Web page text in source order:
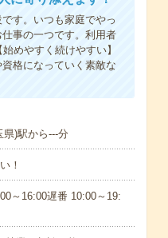
す。いつも家庭でやっ
事の一つです。利用者
めやすく続けやすい】
格になっていく素敵な
)駅から---分
！
～16:00遅番 10:00～19: